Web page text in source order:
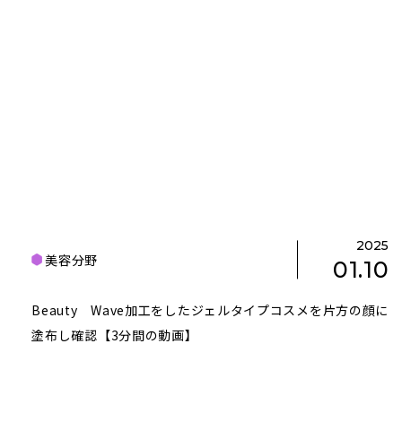
美容分野
2025
01.10
Beauty Wave加工をしたジェルタイプコスメを片方の顔に
塗布し確認【3分間の動画】